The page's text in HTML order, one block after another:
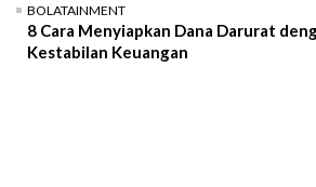
BOLATAINMENT
8 Cara Menyiapkan Dana Darurat
Kestabilan Keuangan